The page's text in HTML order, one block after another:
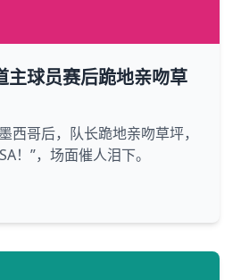
主球员赛后跪地亲吻草
西哥后，队长跪地亲吻草坪，
！”，场面催人泪下。